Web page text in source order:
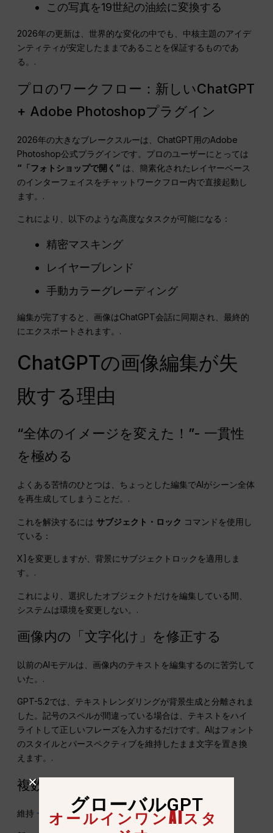
この写真を19世紀の油絵に変換する
2026年の更新は、世界的な変化の中でも、中核主題のアイデ
ンティティが安定したままであることを保証するものであ
る。.
プロのワークフロー：新しいChatGPT
+ Adobe Photoshopプラグイン
2026年の大きなブレークスルーは、ChatGPT用のAdobe
Photoshop公式プラグインです。プロのユーザーにとっては
“「フォトショップで開く” は、簡素化されたレイヤーベース
のインターフェイスをチャットワークフロー内で直接起動し
ます。.
これにより、以下のような高度なタスクが可能になる：
精密マスキング
レイヤーブレンド
手動カラーグレーディング
編集が完了すると、画像はChatGPT会話に同期され、最終的
にエクスポートされます。.
ChatGPTの画像編集が失
敗する理由
“全体のイメージを変えた！”- 一貫性
を極める
よくある苦情のひとつは、ちょっとした編集でAIがシーン全体
を再生成してしまうことだ。.
これを解決するにはサブジェクト・ロック コマンドを使用し
ている：
X]を変更しますが、背景にサブジェクトロックを適用しま
す。.
これにより、選択したオブジェクトだけを編集している間、
システムは環境を変更しない。.
画像内の「文字化け」を修正する
以前のAIモデルは、画像内のテキストを編集するのに苦労して
いた。.
GPT-5.2では、テキストレンダリングが背景生成と分離されま
した。記号のスペルが間違っている場合は、テキストをハイ
ライトして正しいフレーズを入力するだけです。AIはフォント
のスタイルとパースペクティブを維持したまま文字を置き換
えます。.
複数の編集にまたがる顔の保存
維持一貫した顔の同一性 以前は難しかった。.
グローバルGPT
オールインワンAIスタ